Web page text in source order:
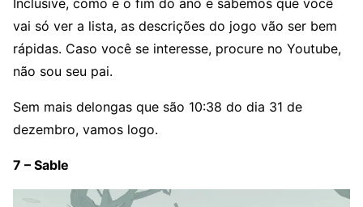
Inclusive, como é o fim do ano e sabemos que você
vai só ver a lista, as descrições do jogo vão ser bem
rápidas. Caso você se interesse, procure no Youtube,
não sou seu pai.
Sem mais delongas que são 10:38 do dia 31 de
dezembro, vamos logo.
7 – Sable